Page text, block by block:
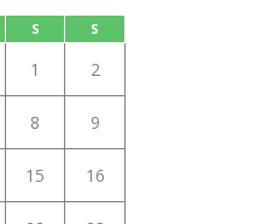
S S
1 2
8 9
15 16